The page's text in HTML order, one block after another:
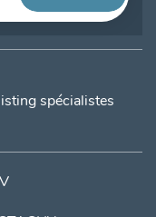
spécialistes